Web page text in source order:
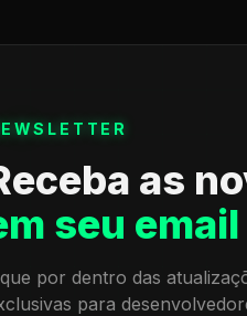
as
seu email
por dentro das
para